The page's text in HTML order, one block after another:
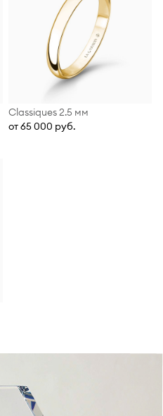
Classiques 2.5 мм
от 65 000 руб.